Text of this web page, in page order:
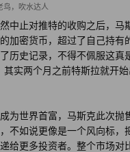
鸟，吹水达人
中止对推特的收购之后，马
加密货币，超过了自己持有
了历史记录，不得不佩服这真
其实两个月之前特斯拉就开
为世界首富，马斯克此次抛
不如说更像是一个风向标，
给更多投资者。整个市场对